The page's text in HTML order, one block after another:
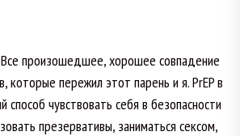
произошедшее, хорошее совпадение
которые пережил этот парень и я. PrEP в
чувствовать себя в безопасности
презервативы, заниматься сексом,